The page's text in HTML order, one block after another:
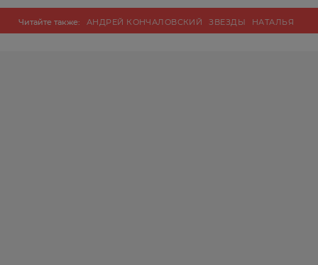
Читайте также: АНДРЕЙ КОНЧАЛОВСКИЙ ЗВЕЗДЫ
НАТАЛЬЯ
АРИНБАСАРОВА